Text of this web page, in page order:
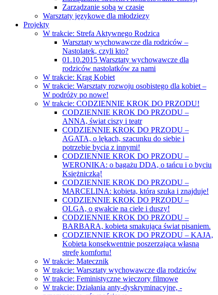
Zarządzanie sobą w czasie
Warsztaty językowe dla młodziezy
Projekty
W trakcie: Strefa Aktywnego Rodzica
Warsztaty wychowawcze dla rodziców –
Nastolatek, czyli kto?
01.10.2015 Warsztaty wychowawcze dla
rodziców nastolatków za nami
W trakcie: Krąg Kobiet
W trakcie: Warsztaty rozwoju osobistego dla kobiet –
W podróży po nowe!
W trakcie: CODZIENNIE KROK DO PRZODU!
CODZIENNIE KROK DO PRZODU –
ANNA, świat ciszy i teatr
CODZIENNIE KROK DO PRZODU –
AGATA, o lękach, szacunku do siebie i
potrzebie bycia z innymi!
CODZIENNIE KROK DO PRZODU –
WERONIKA: o bagażu DDA, o tańcu i o byciu
Księżniczką!
CODZIENNIE KROK DO PRZODU –
MARCELINA: kobieta, która szuka i znajduje!
CODZIENNIE KROK DO PRZODU –
OLGA, o gwałcie na ciele i duszy!
CODZIENNIE KROK DO PRZODU –
BARBARA, kobieta smakująca świat pisaniem.
CODZIENNIE KROK DO PRZODU – KAJA,
Kobieta konsekwentnie poszerzająca własną
strefę komfortu!
W trakcie: Matecznik
W trakcie: Warsztaty wychowawcze dla rodziców
W trakcie: Feministyczne wieczory filmowe
W trakcie: Działania anty-dyskryminacyjne, -